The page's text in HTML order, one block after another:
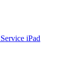
Service iPad